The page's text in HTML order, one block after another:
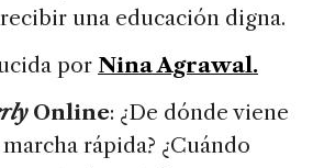
una educación digna.
por Nina Agrawal.
Online: ¿De dónde viene
rápida? ¿Cuándo